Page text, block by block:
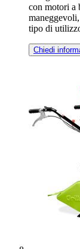
con motori a
tipo di
Chiedi